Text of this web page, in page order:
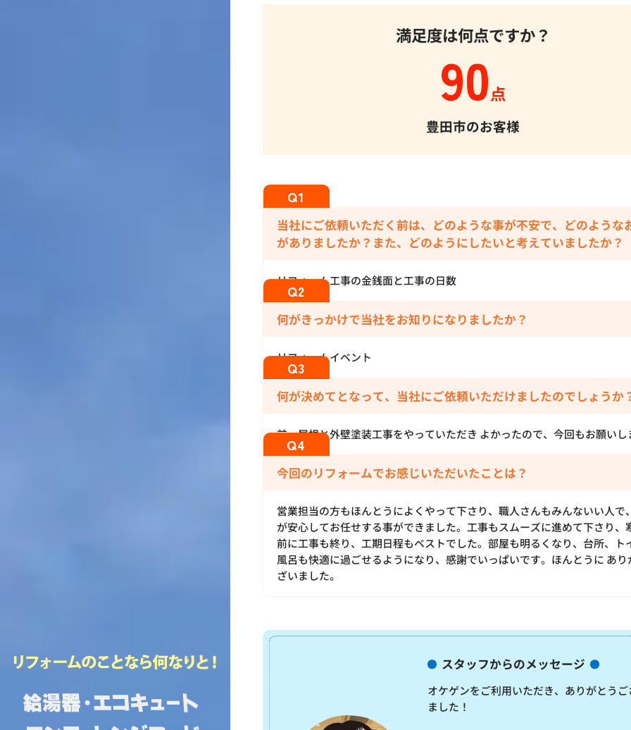
満足度は何点ですか？
90点
豊田市のお客様
当社にご依頼いただく前は、どのような事が不安で、どのような
がありましたか？また、どのようにしたいと考えていましたか？
リフォーム工事の金銭面と工事の日数
何がきっかけで当社をお知りになりましたか？
リフォームイベント
何が決めてとなって、当社にご依頼いただけましたのでしょうか
前、屋根と外壁塗装工事をやっていただき よかったので、今回もお願いし
今回のリフォームでお感じいただいたことは？
営業担当の方もほんとうによくやって下さり、職人さんもみんないい人で
が安心してお任せする事ができました。工事もスムーズに進めて下さり、
前に工事も終り、工期日程もベストでした。部屋も明るくなり、台所、ト
風呂も快適に過ごせるようになり、感謝でいっぱいです。ほんとうに あり
ざいました。
スタッフからのメッセージ
オケゲンをご利用いただき、ありがとうご
ました！